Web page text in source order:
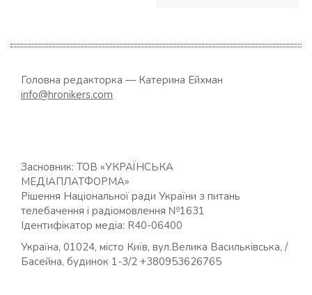
Головна редакторка — Катерина Ейхман
info@hronikers.com
Засновник: ТОВ «УКРАЇНСЬКА
МЕДІАПЛАТФОРМА»
Рішення Національної ради України з питань
телебачення і радіомовлення №1631
Ідентифікатор медіа: R40-06400
Україна, 01024, місто Київ, вул.Велика Васильківська, /
Басейна, будинок 1-3/2 +380953626765